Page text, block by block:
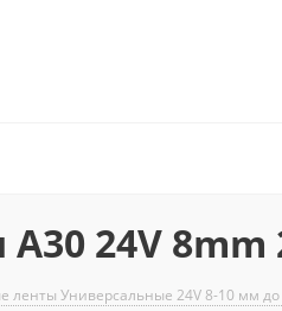
24V 8mm
ленты Универсальные 24V 8-10 мм